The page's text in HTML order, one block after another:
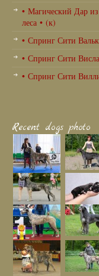
• Магический Дар
леса • (к)
• Спринг Сити
• Спринг Сити
• Спринг Сити
Recent dogs photo